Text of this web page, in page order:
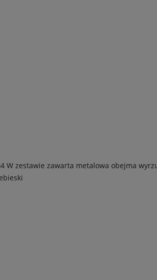
W zestawie zawarta metalowa obejma